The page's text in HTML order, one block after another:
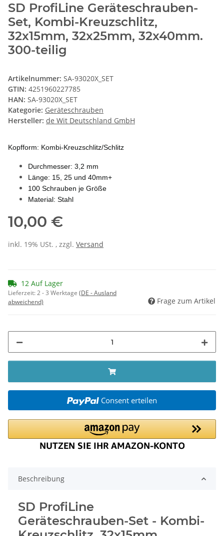
SD ProfiLine Geräteschrauben-
Set, Kombi-Kreuzschlitz,
32x15mm, 32x25mm, 32x40mm.
300-teilig
Artikelnummer: SA-93020X_SET
GTIN: 4251960227785
HAN: SA-93020X_SET
Kategorie: Geräteschrauben
Hersteller: de Wit Deutschland GmbH
Kopfform: Kombi-Kreuzschlitz/Schlitz
Durchmesser: 3,2 mm
Länge: 15, 25 und 40mm+
100 Schrauben je Größe
Material: Stahl
10,00 €
inkl. 19% USt. , zzgl. Versand
12 Auf Lager
Lieferzeit:2 - 3 Werktage (DE - Ausland
abweichend)
Frage zum Artikel
Consent erteilen
Beschreibung
SD ProfiLine
Geräteschrauben-Set - Kombi-